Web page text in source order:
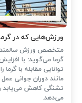
ورزش‌هایی که در
متخصص ورزش
گرما می‌گوید: با
توانایی مقابله با
مانند دوران جوانی
تشنگی کاهش می‌یابد
می‌دهد.